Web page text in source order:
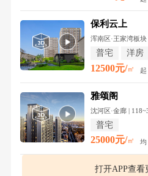
保利云上
浑南区·王家湾板块
普宅 洋房
12500元/㎡ 起
雅颂阁
沈河区·金廊 |
普宅
25000元/㎡ 均
打开APP查看